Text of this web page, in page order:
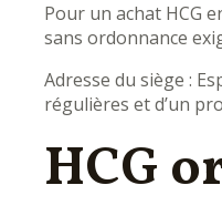
Pour un achat HCG
sans ordonnance
Adresse du siège :
régulières et d’un
HCG